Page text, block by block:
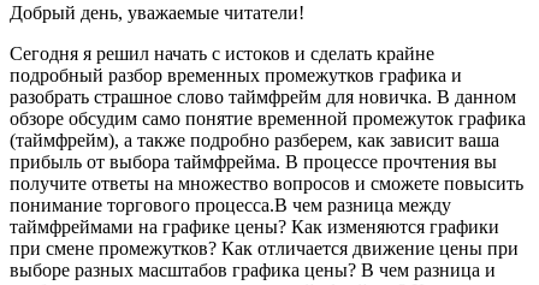
Добрый день, уважаемые читатели!
Сегодня я решил начать с истоков и сделать крайне
подробный разбор временных промежутков графика и
разобрать страшное слово таймфрейм для новичка. В данном
обзоре обсудим само понятие временной промежуток графика
(таймфрейм), а также подробно разберем, как зависит ваша
прибыль от выбора таймфрейма. В процессе прочтения вы
получите ответы на множество вопросов и сможете повысить
понимание торгового процесса.В чем разница между
таймфреймами на графике цены? Как изменяются графики
при смене промежутков? Как отличается движение цены при
выборе разных масштабов графика цены? В чем разница и